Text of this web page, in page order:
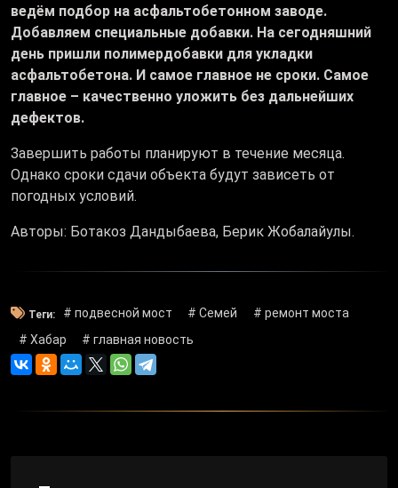
ведём подбор на асфальтобетонном заводе.
Добавляем специальные добавки. На сегодняшний
день пришли полимердобавки для укладки
асфальтобетона. И самое главное не сроки. Самое
главное – качественно уложить без дальнейших
дефектов.
Завершить работы планируют в течение месяца.
Однако сроки сдачи объекта будут зависеть от
погодных условий.
Авторы: Ботакоз Дандыбаева, Берик Жобалайулы.
Теги: # подвесной мост # Семей
# ремонт моста
# Хабар
# главная новость